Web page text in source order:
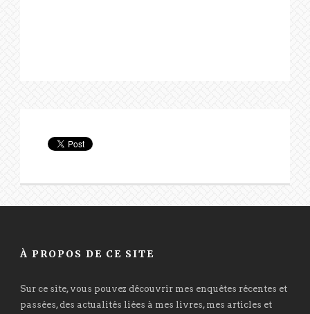
À PROPOS DE CE SITE
Sur ce site, vous pouvez découvrir mes enquêtes récentes et
passées, des actualités liées à mes livres, mes articles et